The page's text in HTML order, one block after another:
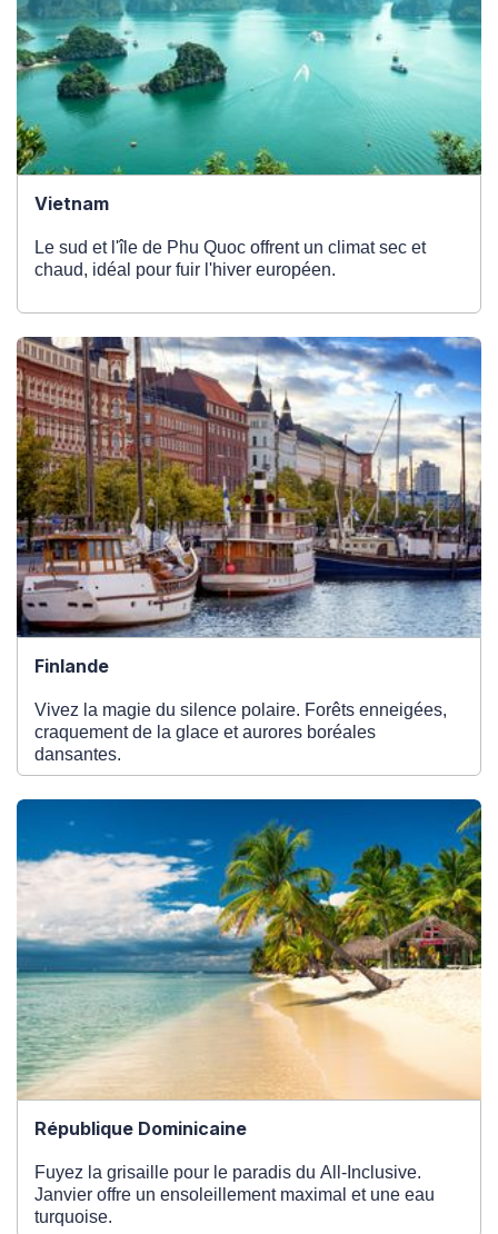
Vietnam
Le sud et l'île de Phu Quoc offrent un climat sec et
chaud, idéal pour fuir l'hiver européen.
Finlande
Vivez la magie du silence polaire. Forêts enneigées,
craquement de la glace et aurores boréales
dansantes.
République Dominicaine
Fuyez la grisaille pour le paradis du All-Inclusive.
Janvier offre un ensoleillement maximal et une eau
turquoise.